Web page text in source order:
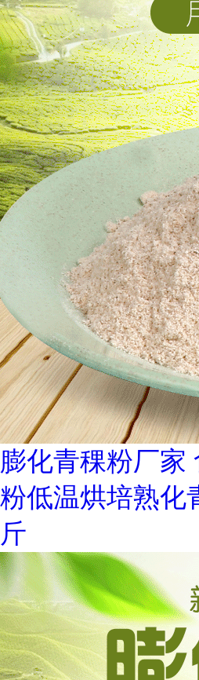
膨化青稞粉厂家
粉低温烘培熟化
斤